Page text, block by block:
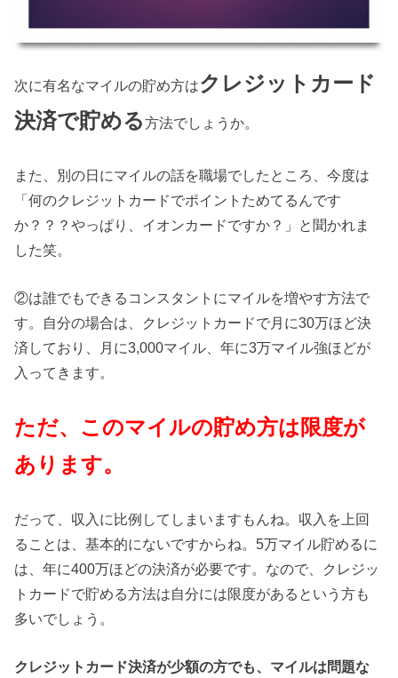
次に有名なマイルの貯め方はクレジットカード
決済で貯める方法でしょうか。
また、別の日にマイルの話を職場でしたところ、今度は
「何のクレジットカードでポイントためてるんです
か？？？やっぱり、イオンカードですか？」と聞かれま
した笑。
②は誰でもできるコンスタントにマイルを増やす方法で
す。自分の場合は、クレジットカードで月に30万ほど決
済しており、月に3,000マイル、年に3万マイル強ほどが
入ってきます。
ただ、このマイルの貯め方は限度が
あります。
だって、収入に比例してしまいますもんね。収入を上回
ることは、基本的にないですからね。5万マイル貯めるに
は、年に400万ほどの決済が必要です。なので、クレジッ
トカードで貯める方法は自分には限度があるという方も
多いでしょう。
クレジットカード決済が少額の方でも、マイルは問題な